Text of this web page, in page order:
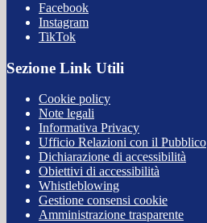
Facebook
Instagram
TikTok
Sezione Link Utili
Cookie policy
Note legali
Informativa Privacy
Ufficio Relazioni con il Pubblico
Dichiarazione di accessibilità
Obiettivi di accessibilità
Whistleblowing
Gestione consensi cookie
Amministrazione trasparente